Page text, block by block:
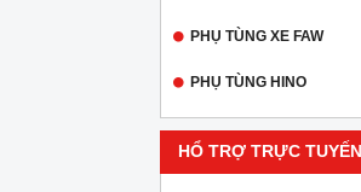
PHỤ TÙNG XE FAW
PHỤ TÙNG HINO
HỔ TRỢ TRỰC TUYẾN